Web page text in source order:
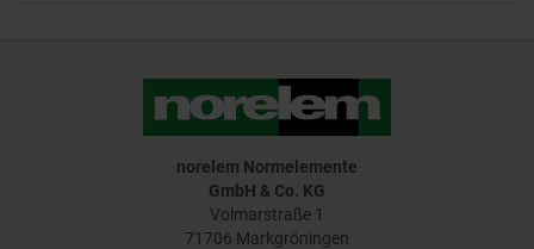
norelem Normelemente
GmbH & Co. KG
Volmarstraße 1
71706 Markgröningen